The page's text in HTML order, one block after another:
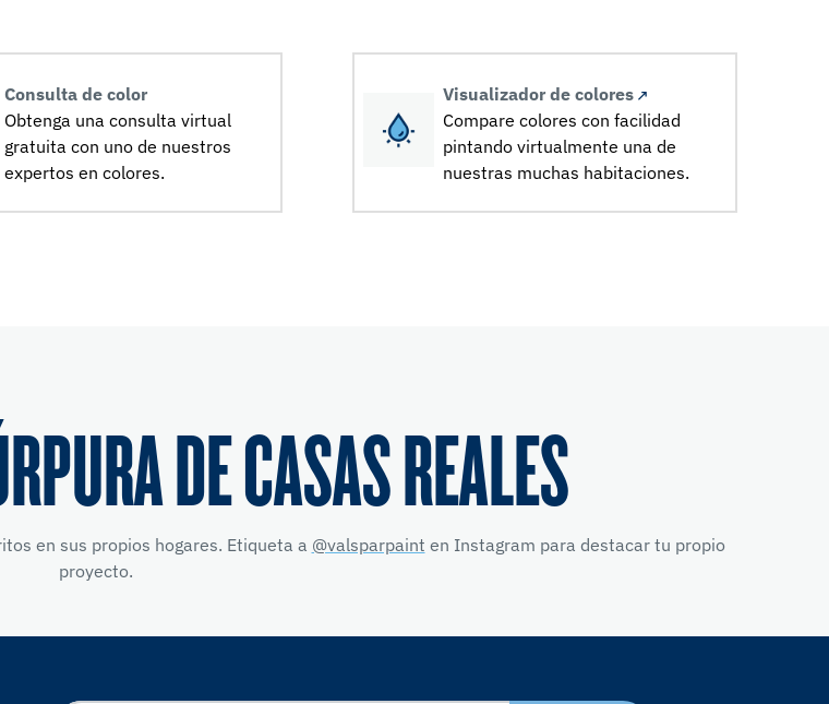
Consulta de color
Obtenga una consulta virtual
gratuita con uno de nuestros
expertos en colores.
Visualizador de colores
Compare colores con facilidad
pintando virtualmente una de
nuestras muchas habitaciones.
DE CASAS REALES
en sus propios hogares. Etiqueta a @valsparpaint en Instagram para destacar tu propio
proyecto.